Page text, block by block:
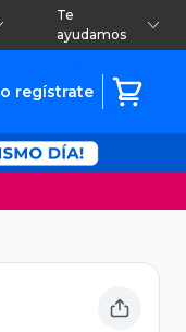
Te
ayudamos
o regístrate